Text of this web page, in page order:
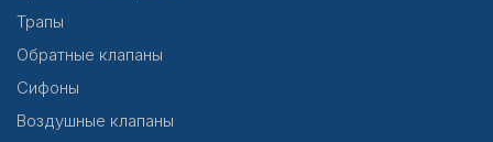
Трапы
Обратные клапаны
Сифоны
Воздушные клапаны